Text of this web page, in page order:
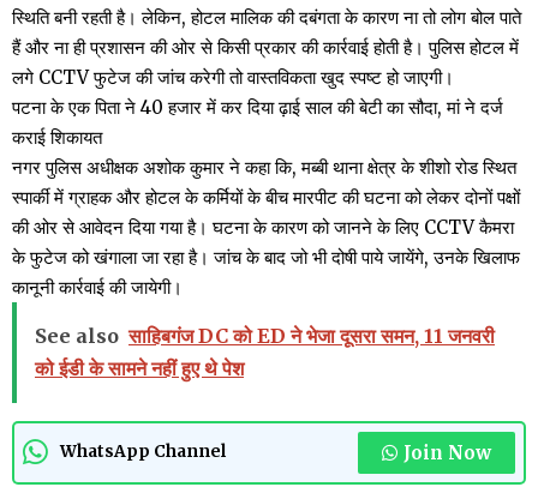
स्थिति बनी रहती है। लेकिन, होटल मालिक की दबंगता के कारण ना तो लोग बोल पाते
हैं और ना ही प्रशासन की ओर से किसी प्रकार की कार्रवाई होती है। पुलिस होटल में
लगे CCTV फुटेज की जांच करेगी तो वास्तविकता खुद स्पष्ट हो जाएगी।
पटना के एक पिता ने 40 हजार में कर दिया ढ़ाई साल की बेटी का सौदा, मां ने दर्ज
कराई शिकायत
नगर पुलिस अधीक्षक अशोक कुमार ने कहा कि, मब्बी थाना क्षेत्र के शीशो रोड स्थित
स्पार्की में ग्राहक और होटल के कर्मियों के बीच मारपीट की घटना को लेकर दोनों पक्षों
की ओर से आवेदन दिया गया है। घटना के कारण को जानने के लिए CCTV कैमरा
के फुटेज को खंगाला जा रहा है। जांच के बाद जो भी दोषी पाये जायेंगे, उनके खिलाफ
कानूनी कार्रवाई की जायेगी।
See also साहिबगंज DC को ED ने भेजा दूसरा समन, 11 जनवरी
को ईडी के सामने नहीं हुए थे पेश
WhatsApp Channel Join Now